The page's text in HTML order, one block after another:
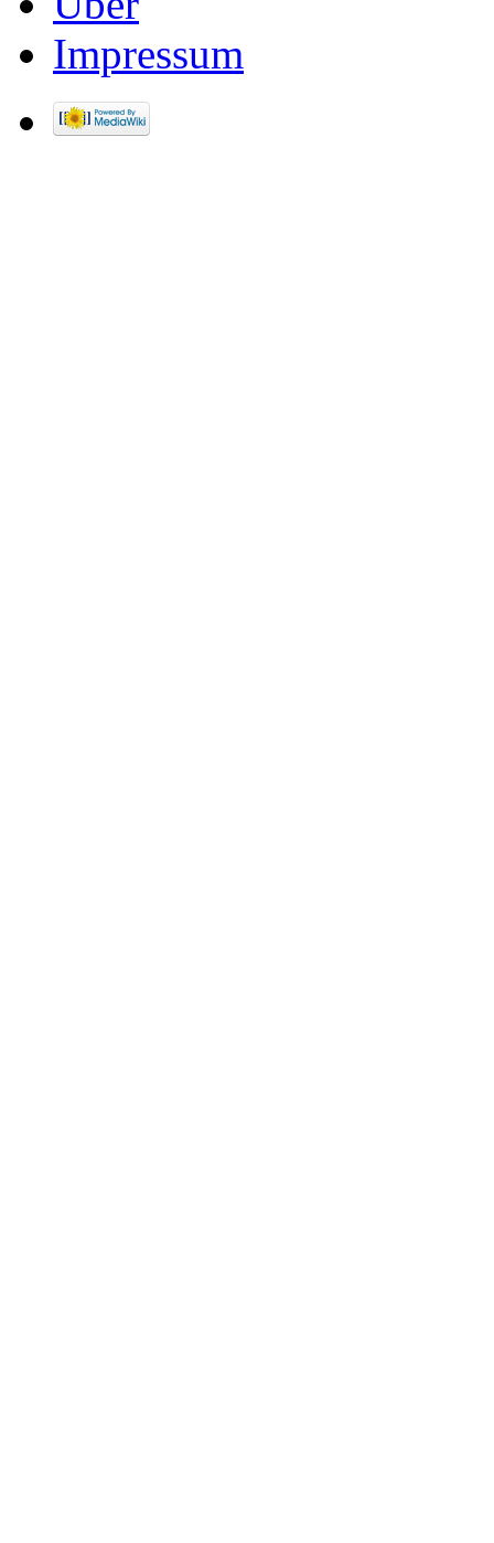
Impressum